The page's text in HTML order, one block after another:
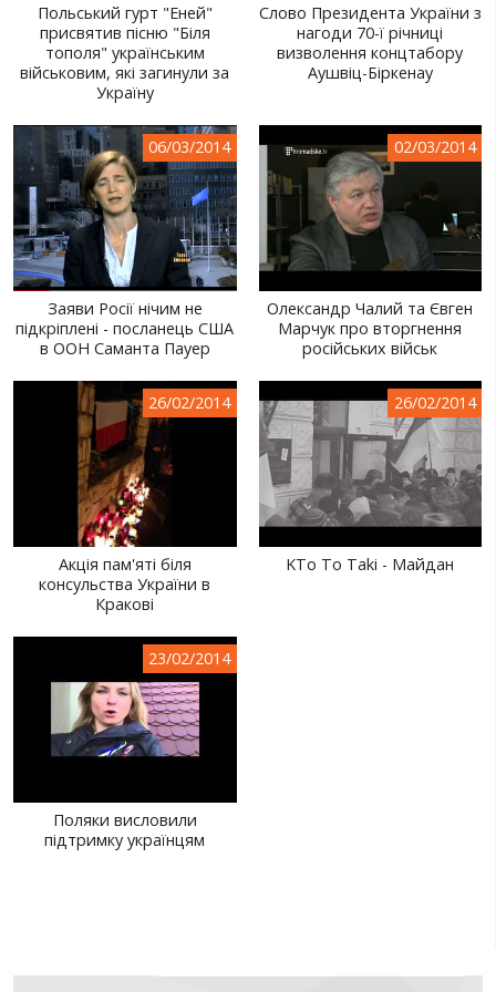
Польський гурт "Еней"
присвятив пісню "Біля
тополя" українським
військовим, які загинули за
Україну
Слово Президента України з
нагоди 70-ї річниці
визволення концтабору
Аушвіц-Біркенау
06/03/2014
Заяви Росії нічим не
підкріплені - посланець США
в ООН Саманта Пауер
02/03/2014
Олександр Чалий та Євген
Марчук про вторгнення
російських військ
26/02/2014
Акція пам'яті біля
консульства України в
Кракові
26/02/2014
KTo To Taki - Майдан
23/02/2014
Поляки висловили
підтримку українцям